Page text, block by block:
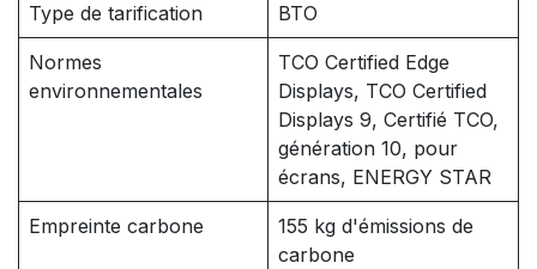
Type de tarification BTO
Normes
environnementales
TCO Certified Edge
Displays, TCO Certified
Displays 9, Certifié TCO,
génération 10, pour
écrans, ENERGY STAR
Empreinte carbone
155 kg d'émissions de
carbone